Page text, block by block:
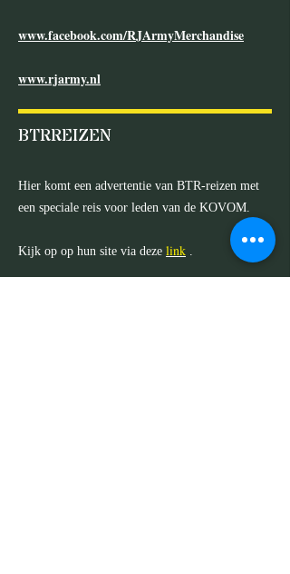
www.facebook.com/RJArmyMerchandise
www.rjarmy.nl
BTRREIZEN
Hier komt een advertentie van BTR-reizen met
een speciale reis voor leden van de KOVOM.
Kijk op op hun site via deze link .